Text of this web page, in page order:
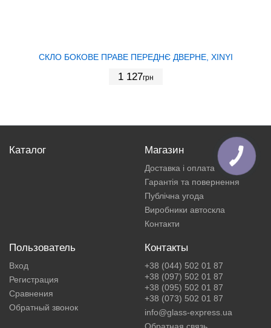
СКЛО БОКОВЕ ПРАВЕ ПЕРЕДНЄ ДВЕРНЕ, XINYI
1 127грн
Каталог Магазин
Доставка і оплата
Гарантія та повернення
Публічна угода
Виробники автоскла
Контакти
Пользователь
Вход
Регистрация
Сравнения
Обратный звонок
Контакты
+38 (044) 502 01 87
+38 (097) 502 01 87
+38 (095) 502 01 87
+38 (073) 502 01 87
info@glass-express.ua